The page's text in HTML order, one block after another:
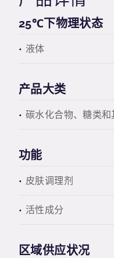
25℃下物理状态
液体
产品大类
碳水化合物、糖类和
功能
皮肤调理剂
活性成分
区域供应状况